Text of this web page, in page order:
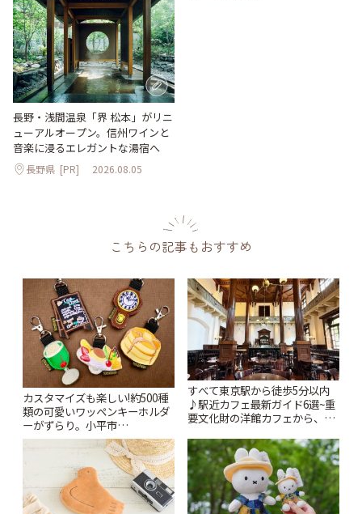
長野・浅間温泉「界 松本」がリニ
ューアルオープン。信州ワインと
音楽に浸るエレガントな湯宿へ
長野県 [PR] 2026.08.05
こちらの記事もおすすめ
カスタマイズも楽しい!約500種
類の可愛いワッペンキーホルダ
ーがずらり。小平市
「Kimamaya T&K」 | ことりっ
すべて東京駅から徒歩5分以内
♪駅近カフェ最新ガイド6選~重
要文化財の洋館カフェから、改
りっぷ